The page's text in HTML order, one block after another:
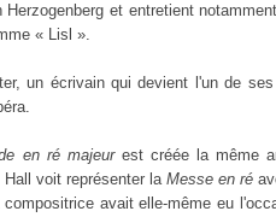
et entretient
« Lisl ».
un écrivain qui devient l'un de
en ré majeurest créée la même
voit représenter la Messe en ré
avait elle-même eu